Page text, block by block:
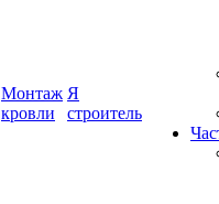
Монтаж
кровли
Я
строитель